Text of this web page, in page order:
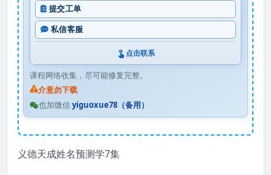
提交工单
私信客服
点击联系
课程网络收集，尽可能修复完整。
介意勿下载
也加微信yiguoxue78（备用）
义德天成姓名预测学7集